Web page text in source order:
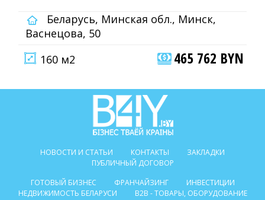
Беларусь, Минская обл., Минск,
Васнецова, 50
160 м2
465 762 BYN
НОВОСТИ И СТАТЬИ КОНТАКТЫ
ЗАКЛАДКИ
ПУБЛИЧНЫЙ ДОГОВОР
ГОТОВЫЙ БИЗНЕС
ФРАНЧАЙЗИНГ
ИНВЕСТИЦИИ
НЕДВИЖИМОСТЬ БЕЛАРУСИ
B2B - ТОВАРЫ, ОБОРУДОВАНИЕ